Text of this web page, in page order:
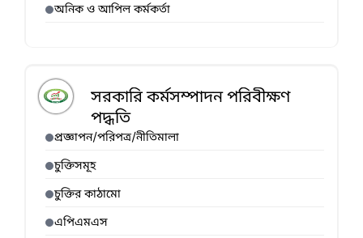
অনিক ও আপিল কর্মকর্তা
সরকারি কর্মসম্পাদন পরিবীক্ষণ
পদ্ধতি
প্রজ্ঞাপন/পরিপত্র/নীতিমালা
চুক্তিসমূহ
চুক্তির কাঠামো
এপিএমএস